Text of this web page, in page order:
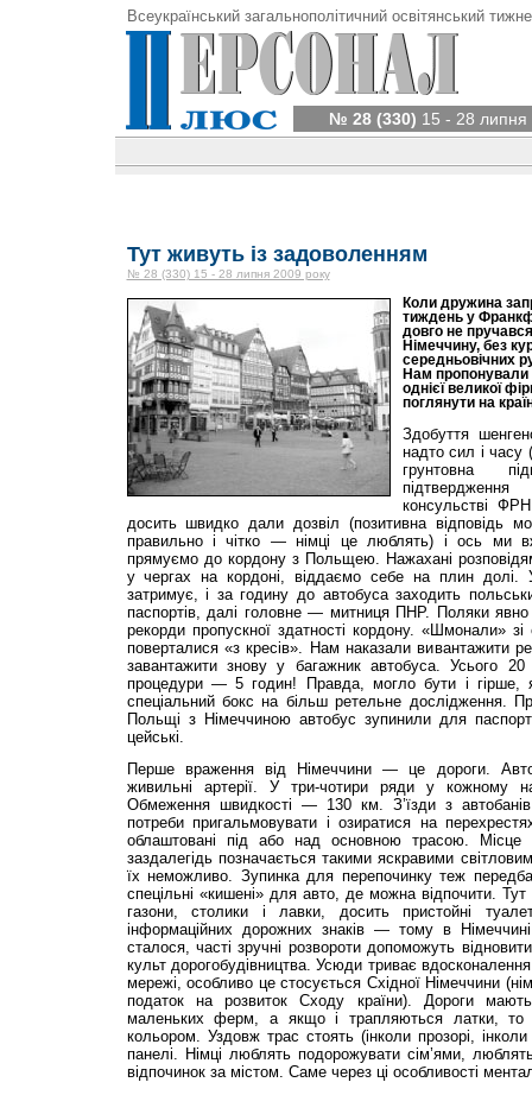
Всеукраїнський загальнополітичний освітянський
№ 28 (330) 15 - 28 липня
Тут живуть із задоволенням
№ 28 (330) 15 - 28 липня 2009 року
Коли дружина
тиждень у
довго не
Німеччину, без
середньовічних
Нам пропонували
однієї великої
поглянути на
Здобуття
надто сил і часу
грунтовна
консульстві
досить швидко дали дозвіл (позитивна відповідь
правильно і чітко — німці це люблять) і ось ми
прямуємо до кордону з Польщею. Нажахані
у чергах на кордоні, віддаємо себе на плин долі.
затримує, і за годину до автобуса заходить
паспортів, далі головне — митниця ПНР. Поляки
рекорди пропускної здатності кордону. «Шмонали»
поверталися «з кре­сів». Нам наказали вивантажити
завантажити знову у багажник автобуса. Усього
процедури — 5 годин! Правда, могло бути і гірше,
спеціальний бокс на більш ретельне дослідження.
Польщі з Німеччиною автобус зупинили для
цейські.
Перше враження від Німеччини — це дороги.
живильні артерії. У три-чотири ряди у кожному
Обмеження швидкості — 130 км. З’їзди з
потреби пригальмовувати і озиратися на
облаштовані під або над основною трасою. Місце
заздалегідь позначається такими яскравими
їх неможливо. Зупинка для перепочинку теж
спецільні «кишені» для авто, де можна відпочити.
газони, столики і лавки, досить пристойні
інформаційних дорожних знаків — тому в
сталося, часті зручні розвороти допоможуть
культ дорогобудівництва. Усюди триває
мережі, особливо це стосується Східної Німеччини
податок на розвиток Сходу країни). Дороги
маленьких ферм, а якщо і трапляються латки, то
кольором. Уздовж трас стоять (інколи прозорі,
панелі. Німці люблять подорожувати сім’ями,
відпочинок за містом. Саме через ці особливості